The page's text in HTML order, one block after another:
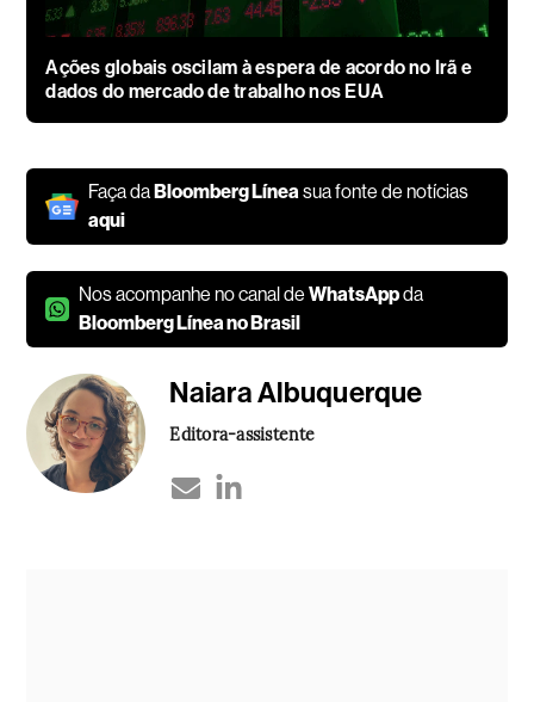
Ações globais oscilam à espera de acordo no Irã e
dados do mercado de trabalho nos EUA
Faça daBloomberg Líneasua fonte de notícias
aqui
Nos acompanhe no canal deWhatsAppda
Bloomberg Línea no Brasil
Naiara Albuquerque
Editora-assistente